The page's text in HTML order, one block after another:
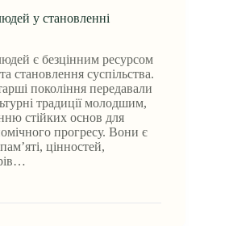
у становленні
є безцінним ресурсом
становлення суспільства.
покоління передавали
традиції молодшим,
стійких основ для
прогресу. Вони є
цінностей,